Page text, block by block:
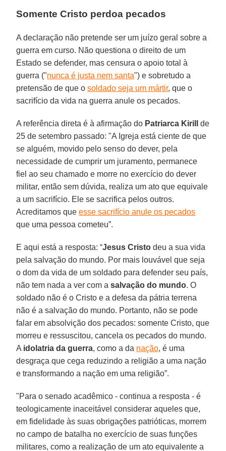
Somente Cristo perdoa pecados
A declaração não pretende ser um juízo geral sobre a
guerra em curso. Não questiona o direito de um
Estado se defender, mas censura o apoio total à
guerra ("nunca é justa nem santa") e sobretudo a
pretensão de que osoldado seja um mártir, que o
sacrifício da vida na guerra anule os pecados.
A referência direta é à afirmação do Patriarca Kirill
de
25 de setembro passado: "A Igreja está ciente de que
se alguém, movido pelo senso do dever, pela
necessidade de cumprir um juramento, permanece
fiel ao seu chamado e morre no exercício do dever
militar, então sem dúvida, realiza um ato que equivale
a um sacrifício. Ele se sacrifica pelos outros.
Acreditamos queesse sacrifício anule os pecados
que uma pessoa cometeu”.
E aqui está a resposta: “Jesus Cristo deu a sua vida
pela salvação do mundo. Por mais louvável que seja
o dom da vida de um soldado para defender seu país,
não tem nada a ver com asalvação do mundo. O
soldado não é o Cristo e a defesa da pátria terrena
não é a salvação do mundo. Portanto, não se pode
falar em absolvição dos pecados: somente Cristo, que
morreu e ressuscitou, cancela os pecados do mundo.
A idolatria da guerra, como a da nação, é uma
desgraça que cega reduzindo a religião a uma nação
e transformando a nação em uma religião”.
"Para o senado acadêmico - continua a resposta - é
teologicamente inaceitável considerar aqueles que,
em fidelidade às suas obrigações patrióticas, morrem
no campo de batalha no exercício de suas funções
militares, como a realização de um ato equivalente a